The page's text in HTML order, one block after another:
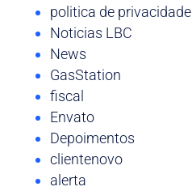
politica de privacidade
Noticias LBC
News
GasStation
fiscal
Envato
Depoimentos
clientenovo
alerta